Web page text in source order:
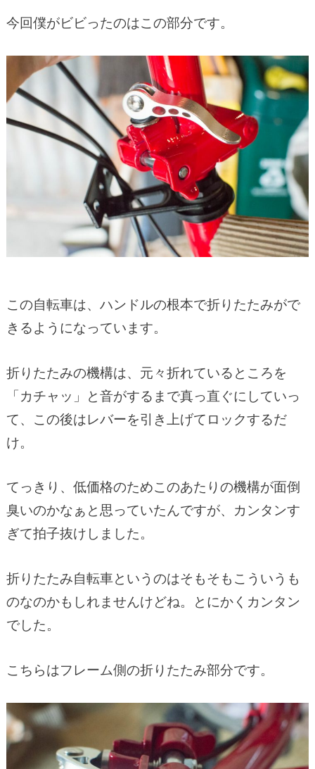
今回僕がビビったのはこの部分です。
この自転車は、ハンドルの根本で折りたたみがで
きるようになっています。
折りたたみの機構は、元々折れているところを
「カチャッ」と音がするまで真っ直ぐにしていっ
て、この後はレバーを引き上げてロックするだ
け。
てっきり、低価格のためこのあたりの機構が面倒
臭いのかなぁと思っていたんですが、カンタンす
ぎて拍子抜けしました。
折りたたみ自転車というのはそもそもこういうも
のなのかもしれませんけどね。とにかくカンタン
でした。
こちらはフレーム側の折りたたみ部分です。